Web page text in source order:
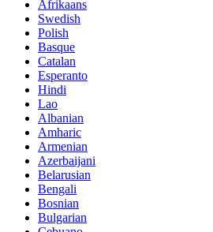
Afrikaans
Swedish
Polish
Basque
Catalan
Esperanto
Hindi
Lao
Albanian
Amharic
Armenian
Azerbaijani
Belarusian
Bengali
Bosnian
Bulgarian